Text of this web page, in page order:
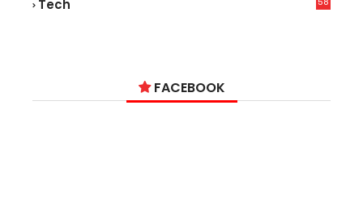
Tech
FACEBOOK